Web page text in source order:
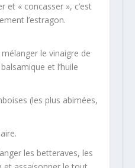
et « concasser », c’est
l’estragon.
le vinaigre de
et l’huile
(les plus abimées,
les betteraves, les